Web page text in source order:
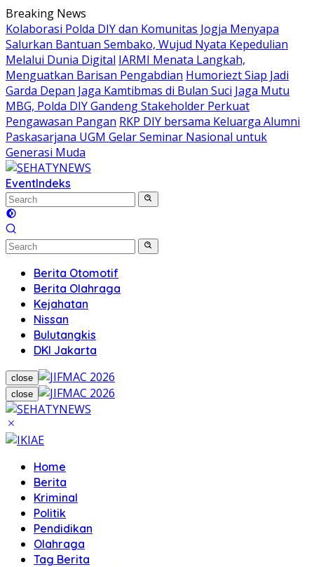
Skip
to
content
Breaking News
Kolaborasi Polda DIY dan Komunitas Jogja Menyapa
Salurkan Bantuan Sembako, Wujud Nyata Kepedulian
Melalui Dunia Digital IARMI Menata Langkah,
Menguatkan Barisan Pengabdian Humoriezt Siap Jadi
Garda Depan Jaga Kamtibmas di Bulan Suci Jaga Mutu
MBG, Polda DIY Gandeng Stakeholder Perkuat
Pengawasan Pangan RKP DIY bersama Keluarga Alumni
Paskasarjana UGM Gelar Seminar Nasional untuk
Generasi Muda
EventIndeks
Berita Otomotif
Berita Olahraga
Kejahatan
Nissan
Bulutangkis
DKI Jakarta
close
close
Home
Berita
Kriminal
Politik
Pendidikan
Olahraga
Tag Berita